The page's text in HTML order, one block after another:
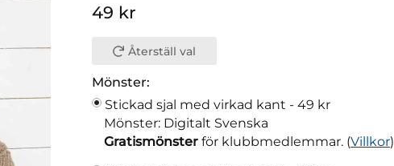
49 kr
Återställ val
Mönster:
Stickad sjal med virkad kant - 49 kr
Mönster: Digitalt Svenska
Gratismönster för klubbmedlemmar. (Villkor)